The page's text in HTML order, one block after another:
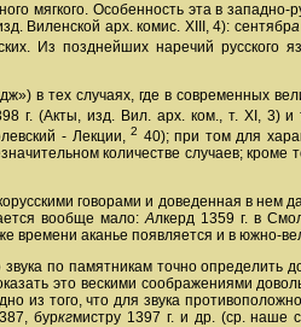
мягкого. Особенность эта в западно-
Виленской арх. комис. ХІІІ, 4): сентябра
Из позднейших наречий русского
в тех случаях, где в современных
г. (Акты, изд. Вил. арх. ком., т. XI, 3)
- Лекции,2 40); при том для
количестве случаев; кроме
говорами и доведенная в нем
вообще мало:Алкерд 1359 г. в
времени аканье появляется и в южно-
по памятникам точно определить
это вескими соображениями
из того, что для звука
буркгмистру 1397 г. и др. (ср. наше